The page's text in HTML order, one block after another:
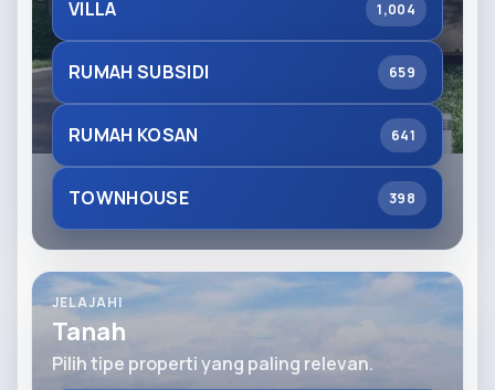
VILLA 1,004
RUMAH SUBSIDI 659
RUMAH KOSAN 641
TOWNHOUSE 398
JELAJAHI
Tanah
Pilih tipe properti yang paling relevan.